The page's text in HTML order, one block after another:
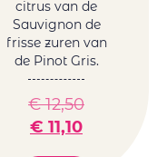
citrus van de
Sauvignon de
frisse zuren van
de Pinot Gris.
€12,50
€ 11,10